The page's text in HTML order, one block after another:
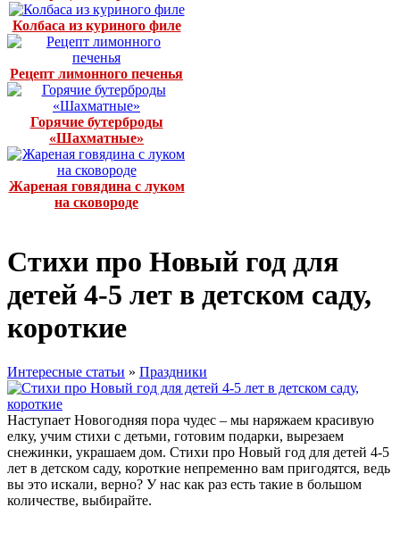
Колбаса из куриного филе
Рецепт лимонного печенья
Горячие бутерброды
«Шахматные»
Жареная говядина с луком
на сковороде
Стихи про Новый год для
детей 4-5 лет в детском саду,
короткие
Интересные статьи » Праздники
Наступает Новогодняя пора чудес – мы наряжаем красивую
елку, учим стихи с детьми, готовим подарки, вырезаем
снежинки, украшаем дом. Стихи про Новый год для детей 4-5
лет в детском саду, короткие непременно вам пригодятся, ведь
вы это искали, верно? У нас как раз есть такие в большом
количестве, выбирайте.